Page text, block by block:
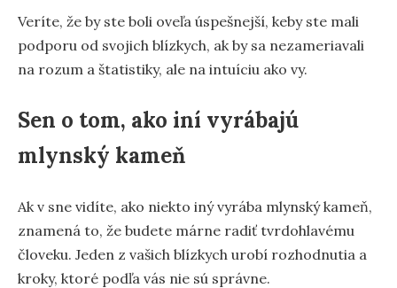
Veríte, že by ste boli oveľa úspešnejší, keby ste mali
podporu od svojich blízkych, ak by sa nezameriavali
na rozum a štatistiky, ale na intuíciu ako vy.
Sen o tom, ako iní vyrábajú
mlynský kameň
Ak v sne vidíte, ako niekto iný vyrába mlynský kameň,
znamená to, že budete márne radiť tvrdohlavému
človeku. Jeden z vašich blízkych urobí rozhodnutia a
kroky, ktoré podľa vás nie sú správne.